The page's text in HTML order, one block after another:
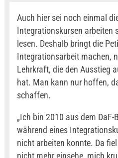
Auch hier sei noch einmal
Integrationskursen arbeiten
lesen. Deshalb bringt die
Integrationsarbeit machen,
Lehrkraft, die den Ausstieg
hat. Man kann nur hoffen,
schaffen.
„Ich bin 2010 aus dem
während eines
nicht arbeiten konnte. Da
nicht mehr einsehe, mich